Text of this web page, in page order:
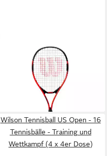
Tennisschläger Pro Staff
Precision 25in (9-12 Jahre)
2023 rot - besaitet
lieferbar - in 3-4 Werktagen bei dir
Wilson Tennisball US Open - 16
Tennisbälle - Training und
Wettkampf (4 x 4er Dose)